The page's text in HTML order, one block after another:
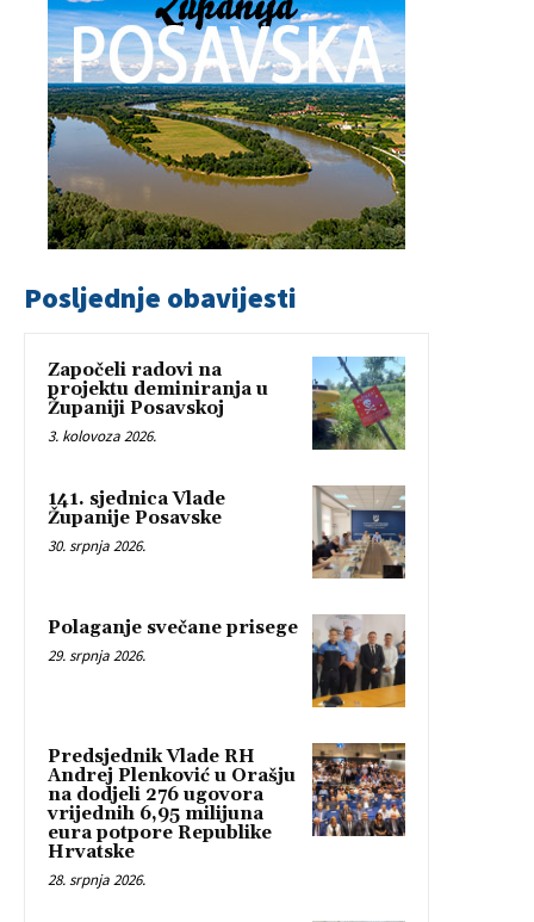
Posljednje obavijesti
Započeli radovi na
projektu deminiranja u
Županiji Posavskoj
3. kolovoza 2026.
141. sjednica Vlade
Županije Posavske
30. srpnja 2026.
Polaganje svečane prisege
29. srpnja 2026.
Predsjednik Vlade RH
Andrej Plenković u Orašju
na dodjeli 276 ugovora
vrijednih 6,95 milijuna
eura potpore Republike
Hrvatske
28. srpnja 2026.